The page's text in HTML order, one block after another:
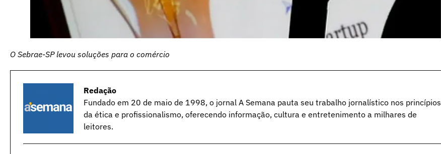
O Sebrae-SP levou soluções para o comércio
Redação
Fundado em 20 de maio de 1998, o jornal A Semana pauta seu trabalho jornalístico nos princípios
da ética e profissionalismo, oferecendo informação, cultura e entretenimento a milhares de
leitores.